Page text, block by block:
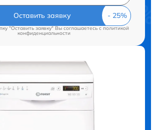
Оставить заявку
"Оставить заявку" Вы соглашаетесь cполитикой
конфиденциальности